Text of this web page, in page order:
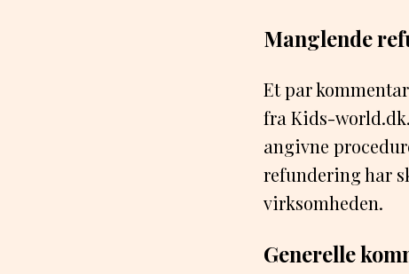
Manglende
Et par
fra Kids-
angivne
refundering har
virksomheden.
Generelle